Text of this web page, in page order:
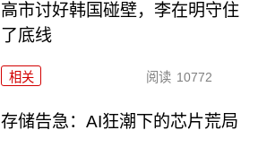
高市讨好韩国碰壁，李在明守住
了底线
相关 阅读 10772
存储告急：AI狂潮下的芯片荒局